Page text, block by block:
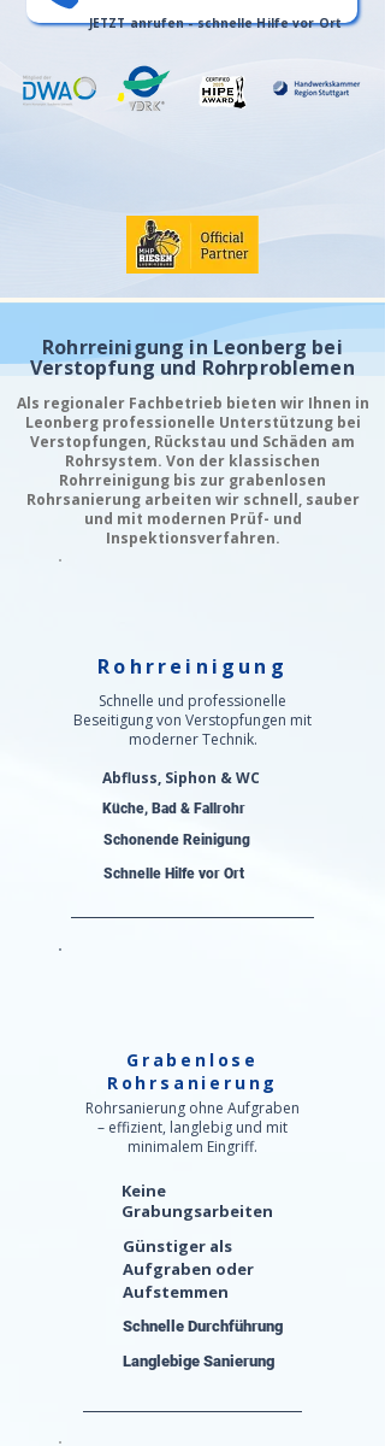
JETZT anrufen - schnelle Hilfe vor Ort
Rohrreinigung in Leonberg bei
Verstopfung und Rohrproblemen
Als regionaler Fachbetrieb bieten wir Ihnen in
Leonberg professionelle Unterstützung bei
Verstopfungen, Rückstau und Schäden am
Rohrsystem. Von der klassischen
Rohrreinigung bis zur grabenlosen
Rohrsanierung arbeiten wir schnell, sauber
und mit modernen Prüf- und
Inspektionsverfahren.
Rohrreinigung
Schnelle und professionelle
Beseitigung von Verstopfungen mit
moderner Technik.
Abfluss, Siphon & WC
Küche, Bad & Fallrohr
Schonende Reinigung
Schnelle Hilfe vor Ort
Grabenlose
Rohrsanierung
Rohrsanierung ohne Aufgraben
– effizient, langlebig und mit
minimalem Eingriff.
Keine
Grabungsarbeiten
Günstiger als
Aufgraben oder
Aufstemmen
Schnelle Durchführung
Langlebige Sanierung